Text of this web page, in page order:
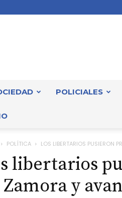
POLICIALES
POLÍTICA LOS LIBERTARIOS PUSIERON
libertarios
Zamora y